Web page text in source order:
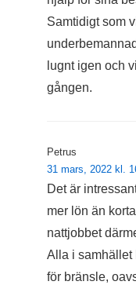
Samtidigt som
lugnt igen och
gången.
Petrus
31 mars, 2022 kl.
Det är
mer lön än
nattjobbet
Alla i samhället
för bränsle,